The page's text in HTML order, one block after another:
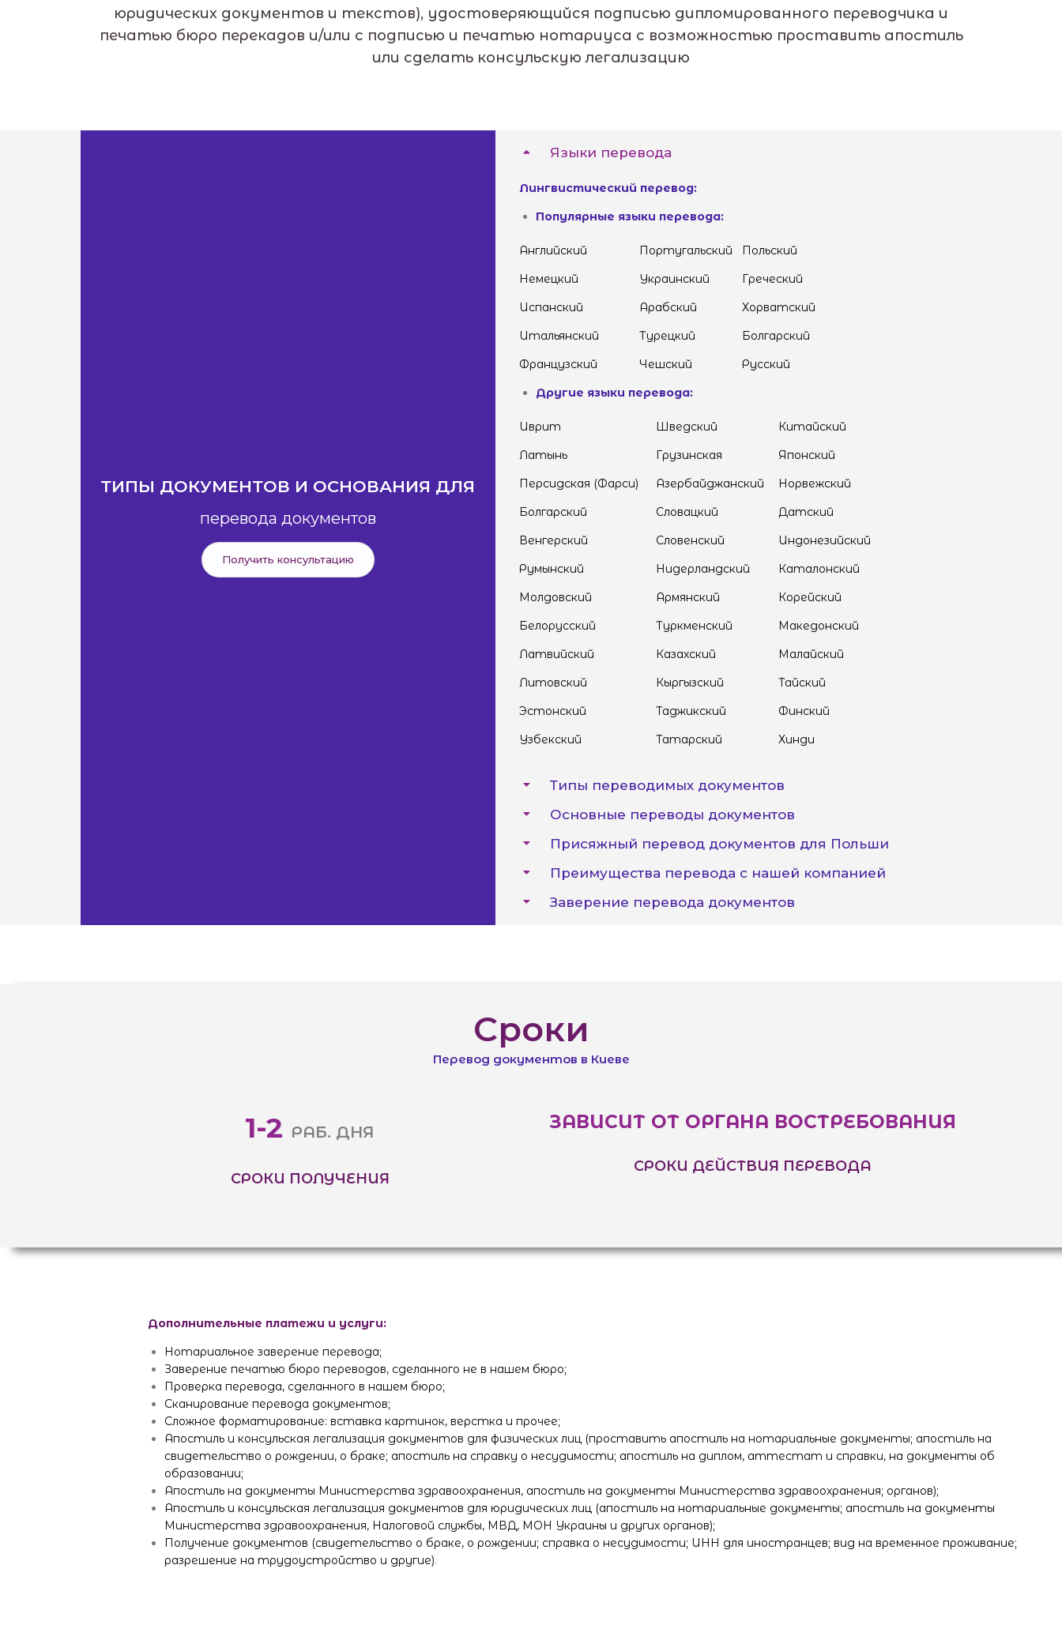
юридических документов и текстов), удостоверяющийся подписью дипломированного переводчика и
печатью бюро перекадов и/или с подписью и печатью нотариуса с возможностью проставить апостиль
или сделать консульскую легализацию
ТИПЫ ДОКУМЕНТОВ И ОСНОВАНИЯ ДЛЯ
перевода документов
Получить консультацию
Языки перевода
Лингвистический перевод:
Популярные языки перевода:
Английский Португальский
Польский
Немецкий
Украинский
Греческий
Испанский
Арабский
Хорватский
Итальянский
Турецкий
Болгарский
Французский
Чешский
Русский
Другие языки перевода:
Иврит Шведский
Китайский
Латынь
Грузинская
Японский
Персидская (Фарси)
Азербайджанский
Норвежский
Болгарский
Словацкий
Датский
Венгерский
Словенский
Индонезийский
Румынский
Нидерландский
Каталонский
Молдовский
Армянский
Корейский
Белорусский
Туркменский
Македонский
Латвийский
Казахский
Малайский
Литовский
Кыргызский
Тайский
Эстонский
Таджикский
Финский
Узбекский
Татарский Хинди
Типы переводимых документов
Основные переводы документов
Присяжный перевод документов для Польши
Преимущества перевода с нашей компанией
Заверение перевода документов
Сроки
Перевод документов в Киеве
1-2 РАБ. ДНЯ
СРОКИ ПОЛУЧЕНИЯ
ЗАВИСИТ ОТ ОРГАНА ВОСТРЕБОВАНИЯ
СРОКИ ДЕЙСТВИЯ ПЕРЕВОДА
Дополнительные платежи и услуги:
Нотариальное заверение перевода;
Заверение печатью бюро переводов, сделанного не в нашем бюро;
Проверка перевода, сделанного в нашем бюро;
Сканирование перевода документов;
Сложное форматирование: вставка картинок, верстка и прочее;
Апостиль и консульская легализация документов для физических лиц (проставить апостиль на нотариальные документы; апостиль на
свидетельство о рождении, о браке; апостиль на справку о несудимости; апостиль на диплом, аттестат и справки, на документы об
образовании;
Апостиль на документы Министерства здравоохранения, апостиль на документы Министерства здравоохранения; органов);
Апостиль и консульская легализация документов для юридических лиц (апостиль на нотариальные документы; апостиль на документы
Министерства здравоохранения, Налоговой службы, МВД, МОН Украины и других органов);
Получение документов (свидетельство о браке, о рождении; справка о несудимости; ИНН для иностранцев; вид на временное проживание;
разрешение на трудоустройство и другие).